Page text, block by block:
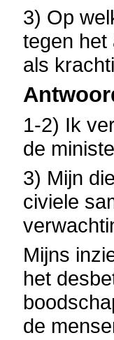
3) Op
tegen het
als
1-2) Ik
de
3) Mijn
civiele
Mijns
het
de